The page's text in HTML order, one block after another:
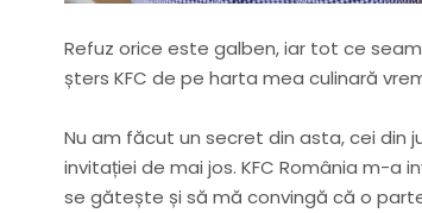
Refuz orice este galben, iar tot ce
șters KFC de pe harta mea culinară
Nu am făcut un secret din asta, cei din
invitației de mai jos. KFC România m-a
se gătește și să mă convingă că o